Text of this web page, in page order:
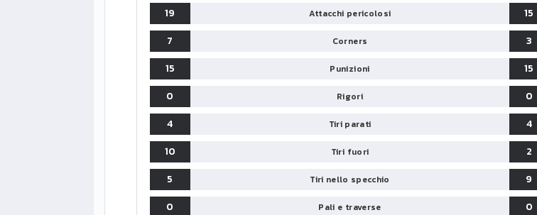
19
Attacchi pericolosi
15
7
Corners
3
15
Punizioni
15
0
Rigori
0
4
Tiri parati
4
10
Tiri fuori
2
5
Tiri nello specchio
9
0
Pali e traverse
0